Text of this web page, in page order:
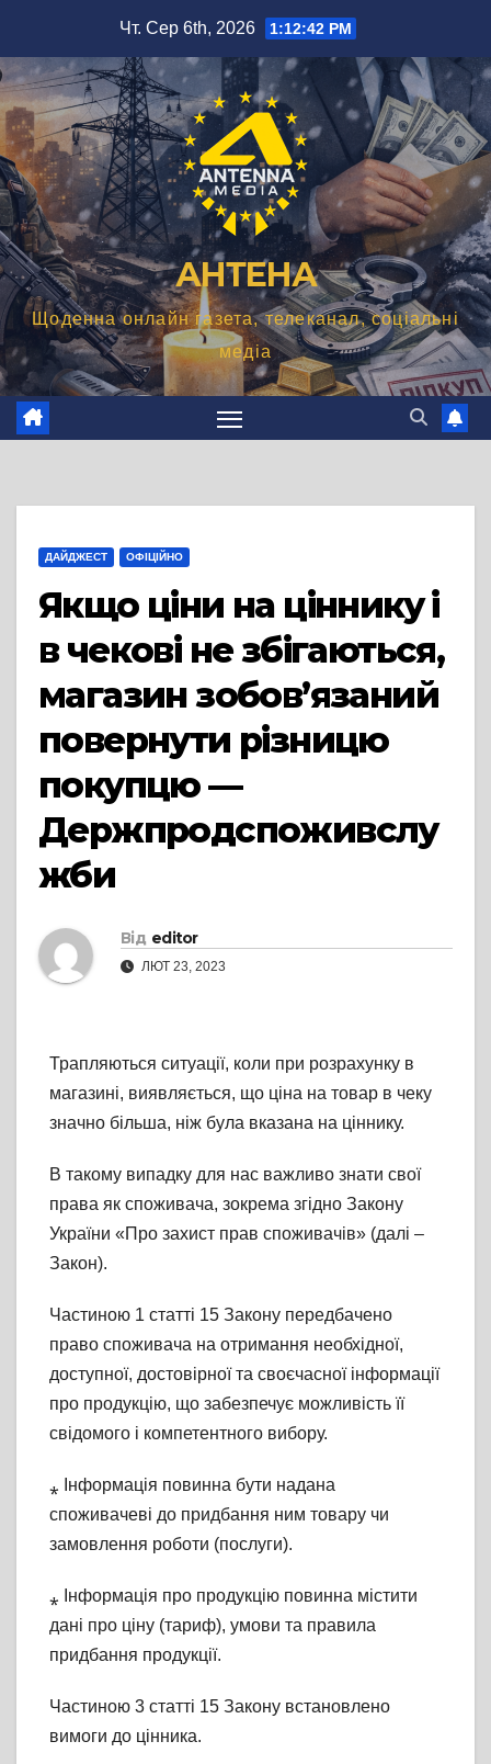
вмісту
Чт. Сер 6th, 2026 1:12:43 PM
АНТЕНА
Щоденна онлайн газета, телеканал, соціальні
медіа
ДАЙДЖЕСТ ОФІЦІЙНО
Якщо ціни на ціннику і
в чекові не збігаються,
магазин зобов’язаний
повернути різницю
покупцю —
Держпродспоживслу
жби
Від editor
ЛЮТ 23, 2023
Трапляються ситуації, коли при розрахунку в
магазині, виявляється, що ціна на товар в чеку
значно більша, ніж була вказана на ціннику.
В такому випадку для нас важливо знати свої
права як споживача, зокрема згідно Закону
України «Про захист прав споживачів» (далі –
Закон).
Частиною 1 статті 15 Закону передбачено
право споживача на отримання необхідної,
доступної, достовірної та своєчасної інформації
про продукцію, що забезпечує можливість її
свідомого і компетентного вибору.
⁎ Інформація повинна бути надана
споживачеві до придбання ним товару чи
замовлення роботи (послуги).
⁎ Інформація про продукцію повинна містити
дані про ціну (тариф), умови та правила
придбання продукції.
Частиною 3 статті 15 Закону встановлено
вимоги до цінника.